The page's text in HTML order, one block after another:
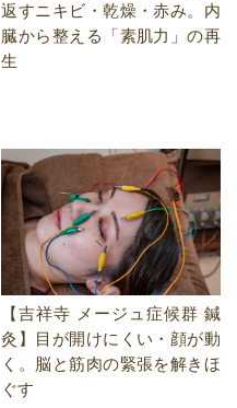
返すニキビ・乾燥・赤み。内
臓から整える「素肌力」の再
生
【吉祥寺 メージュ症候群 鍼
灸】目が開けにくい・顔が動
く。脳と筋肉の緊張を解きほ
ぐす